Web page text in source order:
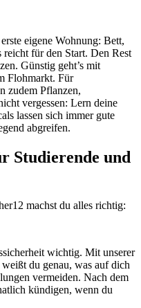
eigene Wohnung: Bett,
reicht für den Start. Den Rest
Günstig geht’s mit
Flohmarkt. Für
zudem Pflanzen,
vergessen: Lern deine
lassen sich immer gute
abgreifen.
Studierende und
machst du alles richtig:
wichtig. Mit unserer
du genau, was auf dich
vermeiden. Nach dem
kündigen, wenn du